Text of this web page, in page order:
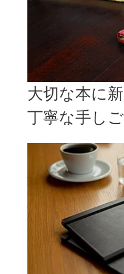
大切な本に
丁寧な手し
趣を教えて
本屋」